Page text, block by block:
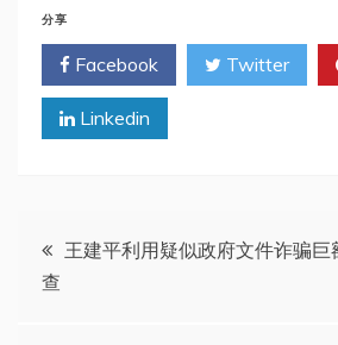
分享
Facebook Twitter
Linkedin
文
章
王建平利用疑似政府文件诈骗巨
查